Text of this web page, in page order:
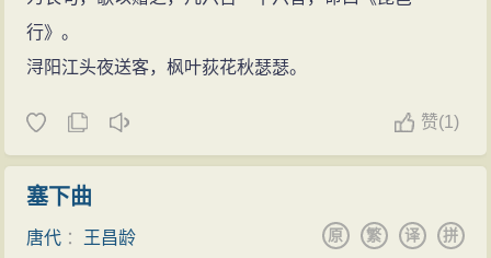
行》。
浔阳江头夜送客，枫叶荻花秋瑟瑟。
赞(1)
塞下曲
唐代 ： 王昌龄 拼
译
繁
原